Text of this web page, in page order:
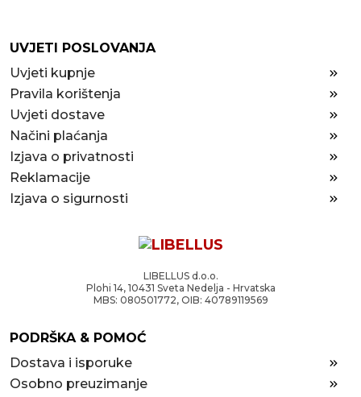
UVJETI POSLOVANJA
Uvjeti kupnje
Pravila korištenja
Uvjeti dostave
Načini plaćanja
Izjava o privatnosti
Reklamacije
Izjava o sigurnosti
LIBELLUS d.o.o.
Plohi 14, 10431 Sveta Nedelja - Hrvatska
MBS: 080501772, OIB: 40789119569
PODRŠKA & POMOĆ
Dostava i isporuke
Osobno preuzimanje